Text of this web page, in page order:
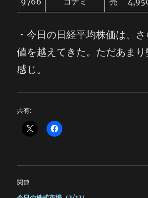
・今日の日経平均株価は、
値を越えてきた。ただあま
感じ。
共有:
関連